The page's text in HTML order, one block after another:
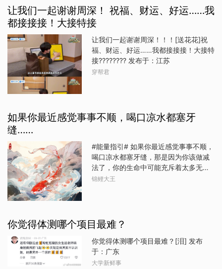
聚会，坚持要你到场。但因为聚会时间
还很遥远，你可能不想过早答应或拒绝
来做出承诺。不要有压力，但回应要友
善，否则可能会伤害对方的感情。
相应的计划与准备，让自己在这一年中
更加顺利与幸福！整体运势分析2025年
对于生肖鸡来说是稳中求进的一年。虽
然面临一些挑战，特别是在经济波动与
职场竞争上，但你的细腻心思与稳健的
行事风格会帮助你稳步前行。今年的运
势整体偏向稳定，重点在于谨慎规划与
生肖鸡的正财运稳定，尤其在上半年，
收入来源主要来自
初心和坚持下去，这样你也才能够容易
得到自己想要的理想结果。3、双子座：
事情，把要做的事情都规划好，然后按
照规划一步一步去做。4、巨蟹座：本周
要注意自己的言语表达，容易会有祸从
口出的可能，也不要太过自我，引起别
座：本周多给自己一些自信心吧，相信
吧。7、天秤座：本周还是要以自己为中
心，不要太过去考虑别人的感受，多考
虑自己，再去考虑别人。8、天蝎座：本
周可能会觉得有些压力，或是负能量比
让我们一起谢谢周深！ 祝福、财运、好运……我
都接接接！大接特接
让我们一起谢谢周深！！！[送花花]祝
福、财运、好运……我都接接接！大接特
接???????? 发布于：江苏
穿帮君
如果你最近感觉事事不顺，喝口凉水都塞牙
缝……
#能量指引# 如果你最近感觉事事不顺，
喝口凉水都塞牙缝，那是因为你该做减
法了，你的生命中可能充斥着太多无用
的东西，这些废弃物不仅占用了你的空
征着生活中的阻碍和困扰，将其清理，
让正能量有更多的空间涌入。其次，过
期的食品和不合适的衣物鞋子都是生活
负担的体现。清理这些，不仅让生活更
有条理，也使你更容易吸引正面能量。
锦鲤大王
你觉得体测哪个项目最难？
你觉得体测哪个项目最难？[泪] 发布
于：广东
大学新鲜事